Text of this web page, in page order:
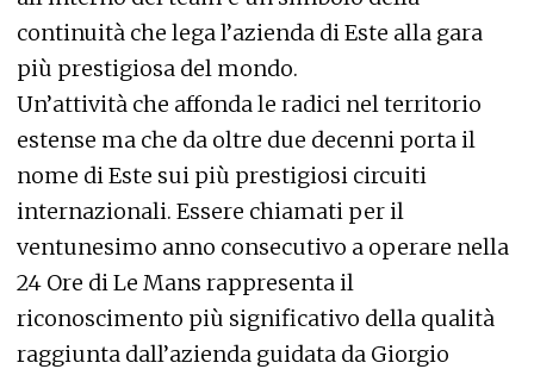
continuità che lega l’azienda di Este alla gara
più prestigiosa del mondo.
Un’attività che affonda le radici nel territorio
estense ma che da oltre due decenni porta il
nome di Este sui più prestigiosi circuiti
internazionali. Essere chiamati per il
ventunesimo anno consecutivo a operare nella
24 Ore di Le Mans rappresenta il
riconoscimento più significativo della qualità
raggiunta dall’azienda guidata da Giorgio